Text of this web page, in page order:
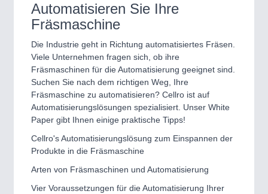
Automatisieren Sie Ihre
Fräsmaschine
Die Industrie geht in Richtung automatisiertes Fräsen.
Viele Unternehmen fragen sich, ob ihre
Fräsmaschinen für die Automatisierung geeignet sind.
Suchen Sie nach dem richtigen Weg, Ihre
Fräsmaschine zu automatisieren? Cellro ist auf
Automatisierungslösungen spezialisiert. Unser White
Paper gibt Ihnen einige praktische Tipps!
Cellro's Automatisierungslösung zum Einspannen der
Produkte in die Fräsmaschine
Arten von Fräsmaschinen und Automatisierung
Vier Voraussetzungen für die Automatisierung Ihrer